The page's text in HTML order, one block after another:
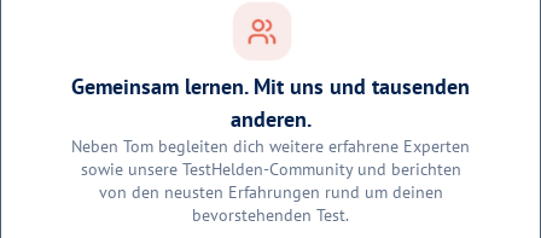
Gemeinsam lernen. Mit uns und tausenden
anderen.
Neben Tom begleiten dich weitere erfahrene Experten
sowie unsere TestHelden-Community und berichten
von den neusten Erfahrungen rund um deinen
bevorstehenden Test.